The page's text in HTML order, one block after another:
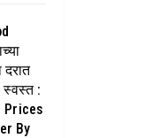
:
Prices
By